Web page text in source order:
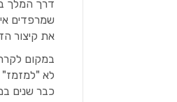
דרך המלך
שמרפדים
את קיצור
במקום
לא "למזמז"
כבר שנים